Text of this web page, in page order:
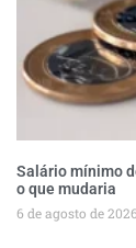
Salário mínimo
o que mudaria
6 de agosto de 2026